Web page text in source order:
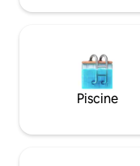
Piscine